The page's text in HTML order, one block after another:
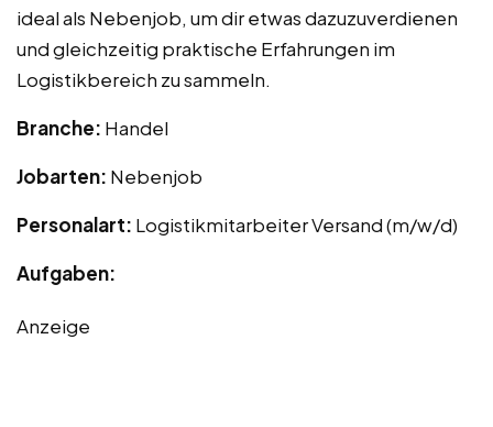
ideal als Nebenjob, um dir etwas dazuzuverdienen
und gleichzeitig praktische Erfahrungen im
Logistikbereich zu sammeln.
Branche: Handel
Jobarten: Nebenjob
Personalart: Logistikmitarbeiter Versand (m/w/d)
Aufgaben:
Anzeige